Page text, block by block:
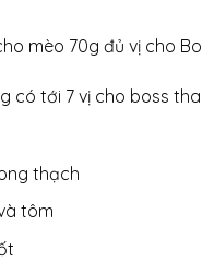
mèo 70g đủ vị cho
có tới 7 vị cho boss
thạch
tôm